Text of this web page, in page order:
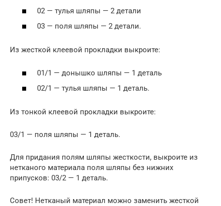
02 — тулья шляпы — 2 детали
03 — поля шляпы — 2 детали.
Из жесткой клеевой прокладки выкроите:
01/1 — донышко шляпы — 1 деталь
02/1 — тулья шляпы — 1 деталь.
Из тонкой клеевой прокладки выкроите:
03/1 — поля шляпы — 1 деталь.
Для придания полям шляпы жесткости, выкроите из
нетканого материала поля шляпы без нижних
припусков: 03/2 — 1 деталь.
Совет! Нетканый материал можно заменить жесткой